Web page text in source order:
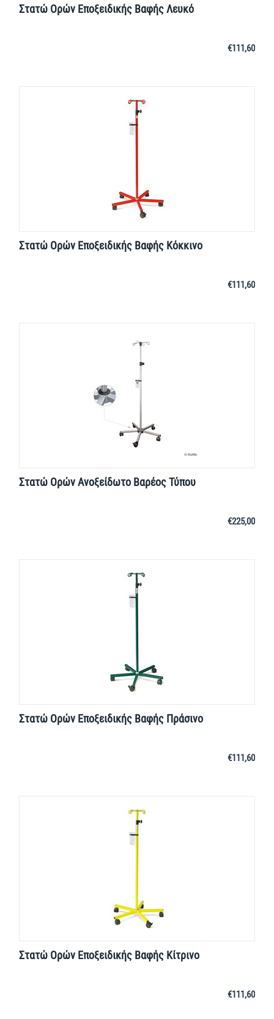
Στατώ Ορών Εποξειδικής Βαφής Λευκό
€111,60
Στατώ Ορών Εποξειδικής Βαφής Κόκκινο
€111,60
Στατώ Ορών Ανοξείδωτο Βαρέος Τύπου
€225,00
Στατώ Ορών Εποξειδικής Βαφής Πράσινο
€111,60
Στατώ Ορών Εποξειδικής Βαφής Κίτρινο
€111,60